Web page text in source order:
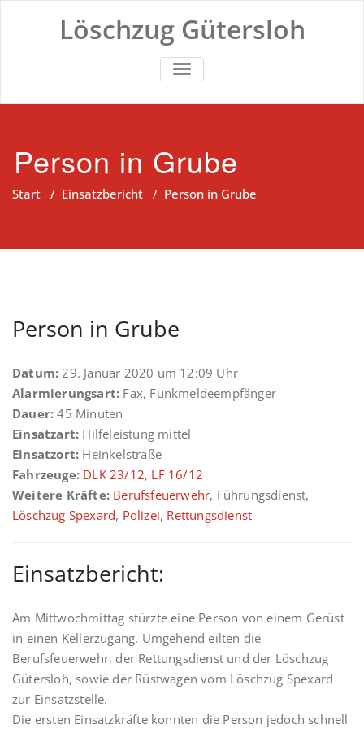
Löschzug Gütersloh
TOGGLE NAVIGATION
Person in Grube
Start / Einsatzbericht / Person in Grube
Person in Grube
Datum: 29. Januar 2020 um 12:09 Uhr
Alarmierungsart: Fax, Funkmeldeempfänger
Dauer: 45 Minuten
Einsatzart: Hilfeleistung mittel
Einsatzort: Heinkelstraße
Fahrzeuge: DLK 23/12, LF 16/12
Weitere Kräfte: Berufsfeuerwehr, Führungsdienst,
Löschzug Spexard, Polizei, Rettungsdienst
Einsatzbericht:
Am Mittwochmittag stürzte eine Person von einem Gerüst
in einen Kellerzugang. Umgehend eilten die
Berufsfeuerwehr, der Rettungsdienst und der Löschzug
Gütersloh, sowie der Rüstwagen vom Löschzug Spexard
zur Einsatzstelle.
Die ersten Einsatzkräfte konnten die Person jedoch schnell